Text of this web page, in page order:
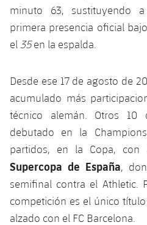
Femenino
Agenda
Jugadores
Calendario
Clasificaciones
Actualidad
Jugadores
Calendario
Resultados
Clasificaciones
Hockey hierba
plusicon
más
Noticias
Hockey Hierba
Hockey Hierba
Patinaje artístico
Actualidad
Plantilla
Agenda
Escuela de Patinaje
Rugby
plusicon
más
Actualidad
Jugadores
Voleibol
plusicon
más
Noticias
Voleibol masculino
Apúntate a las amateurs
plusicon
más
Apúntate a las amateurs
minuto 63, sustituyendo
primera presencia oficial
el 35en la espalda.
Desde ese 17 de agosto de
acumulado más
técnico alemán. Otros
debutado en la
partidos, en la Copa,
Supercopa de España,
semifinal contra el Athletic.
competición es el único
alzado con el FC Barcelona.